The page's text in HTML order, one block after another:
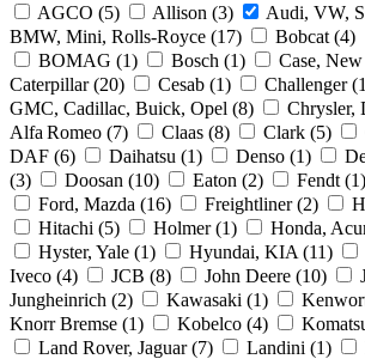
AGCO (5) Allison (3) Audi, VW,
BMW, Mini, Rolls-Royce (17) Bobcat (4)
BOMAG (1) Bosch (1) Case,
Caterpillar (20) Cesab (1) Challenger (1
GMC, Cadillac, Buick, Opel (8)
Chrysler,
Alfa Romeo (7) Claas (8) Clark (5)
DAF (6) Daihatsu (1) Denso (1)
(3) Doosan (10) Eaton (2) Fendt (1)
Ford, Mazda (16) Freightliner (2)
Hitachi (5) Holmer (1) Honda,
Hyster, Yale (1) Hyundai, KIA (11)
Iveco (4) JCB (8) John Deere (10)
Jungheinrich (2) Kawasaki (1)
Knorr Bremse (1) Kobelco (4)
Land Rover, Jaguar (7) Landini (1)